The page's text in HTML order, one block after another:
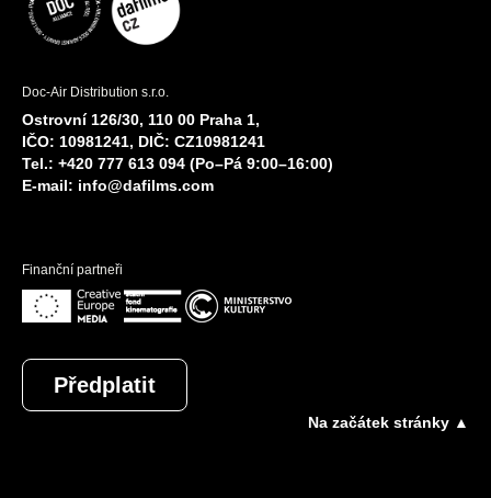
Doc-Air Distribution s.r.o.
Ostrovní 126/30, 110 00 Praha 1,
IČO: 10981241, DIČ: CZ10981241
Tel.: +420 777 613 094 (Po–Pá 9:00–16:00)
E-mail: info@dafilms.com
Finanční partneři
Předplatit
Na začátek stránky ▲